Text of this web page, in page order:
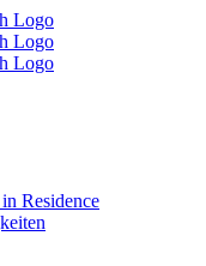
Residence